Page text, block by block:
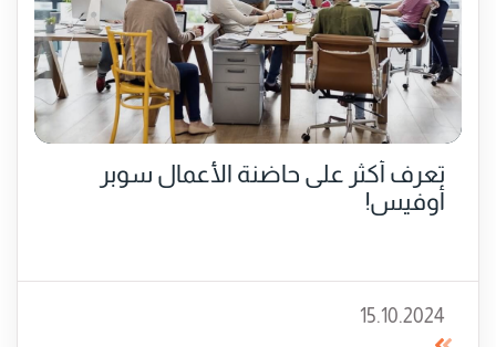
تعرف أكثر على حاضنة الأعمال سوبر
أوفيس!
15.10.2024